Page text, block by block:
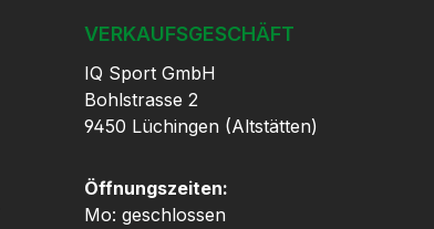
VERKAUFSGESCHÄFT
IQ Sport GmbH
Bohlstrasse 2
9450 Lüchingen (Altstätten)
Öffnungszeiten:
Mo: geschlossen